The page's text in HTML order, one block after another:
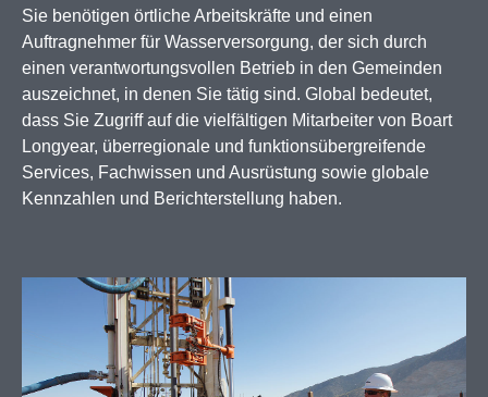
Sie benötigen örtliche Arbeitskräfte und einen
Auftragnehmer für Wasserversorgung, der sich durch
einen verantwortungsvollen Betrieb in den Gemeinden
auszeichnet, in denen Sie tätig sind. Global bedeutet,
dass Sie Zugriff auf die vielfältigen Mitarbeiter von Boart
Longyear, überregionale und funktionsübergreifende
Services, Fachwissen und Ausrüstung sowie globale
Kennzahlen und Berichterstellung haben.